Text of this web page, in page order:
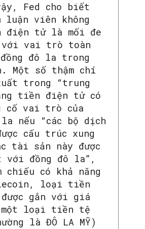
Fed cho biết
luận viên không
điện tử là mối đe
với vai trò toàn
đô la trong
Một số thậm chí
trong “trung
tiền điện tử có
cố vai trò của
la nếu “các bộ dịch
cấu trúc xung
tài sản này được
đồng đô la”,
chiếu có khả năng
loại tiền
gắn với giá
loại tiền tệ
là ĐÔ LA MỸ)